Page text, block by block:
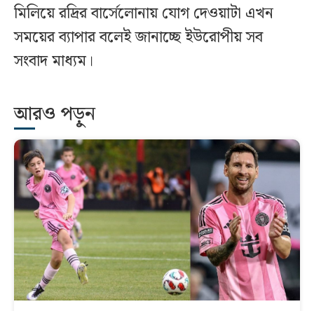
মিলিয়ে রদ্রির বার্সেলোনায় যোগ দেওয়াটা এখন
সময়ের ব্যাপার বলেই জানাচ্ছে ইউরোপীয় সব
সংবাদ মাধ্যম।
আরও পড়ুন